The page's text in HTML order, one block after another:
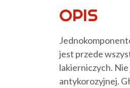
OPIS
jest przede
lakierniczych.
antykorozyjnej.